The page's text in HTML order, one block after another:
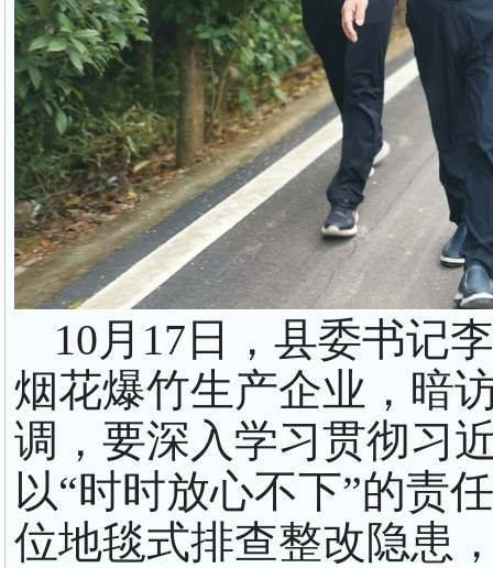
10月17日，县委书记
烟花爆竹生产企业，暗
调，要深入学习贯彻习
以“时时放心不下”的责
位地毯式排查整改隐患